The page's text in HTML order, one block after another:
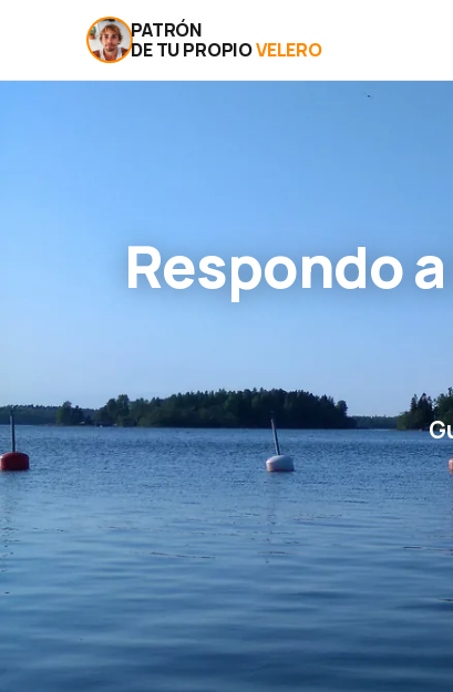
PATRÓN
DE TU PROPIOVELERO
Respondo